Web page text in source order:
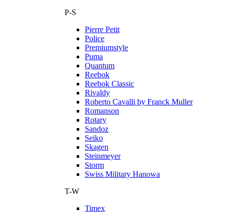
P-S
Pierre Petit
Police
Premiumstyle
Puma
Quantum
Reebok
Reebok Classic
Rivaldy
Roberto Cavalli by Franck Muller
Romanson
Rotary
Sandoz
Seiko
Skagen
Steinmeyer
Storm
Swiss Military Hanowa
T-W
Timex